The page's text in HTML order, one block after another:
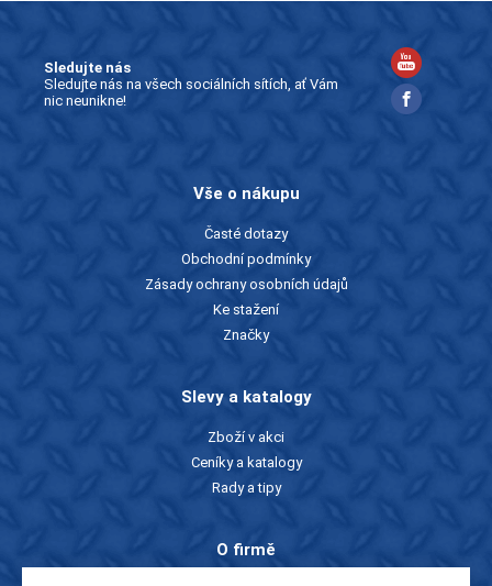
Sledujte nás
Sledujte nás na všech sociálních sítích, ať Vám
nic neunikne!
Vše o nákupu
Časté dotazy
Obchodní podmínky
Zásady ochrany osobních údajů
Ke stažení
Značky
Slevy a katalogy
Zboží v akci
Ceníky a katalogy
Rady a tipy
O firmě